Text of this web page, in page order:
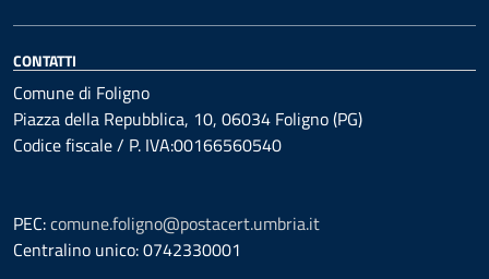
CONTATTI
Comune di Foligno
Piazza della Repubblica, 10, 06034 Foligno (PG)
Codice fiscale / P. IVA:00166560540
PEC:comune.foligno@postacert.umbria.it
Centralino unico: 0742330001